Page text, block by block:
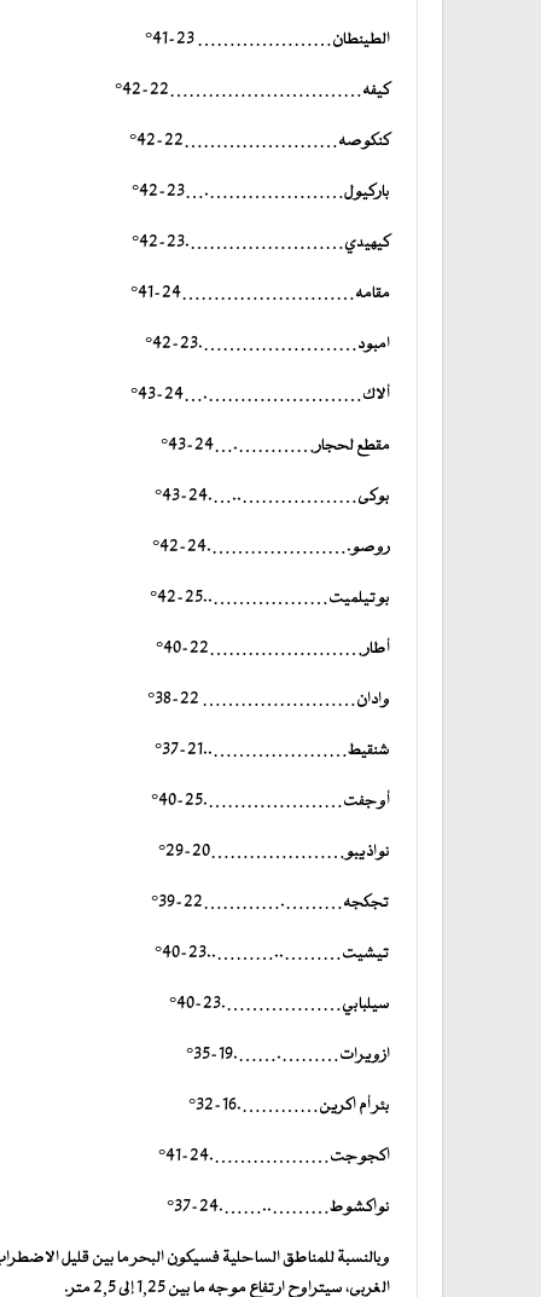
الطينطان………………… 23-41°
كيفه…………………………22-42°
كنكوصه……………………22-42°
باركيول………………….…23-42°
كيهيدي…………………….23-42°
مقامه………………………24-41°
امبود…………………….23-42°
ألاك…………………….…24-43°
مقطع لحجار………….…24-43°
بوكى………………..….24-43°
روصو.………………….24-42°
بوتيلميت………………..25-42°
أطار……………………22-40°
وادان…………………… 22-38°
شنقيط…………………..21-37°
أوجفت………………….25-40°
نواذيبو…………………20-29°
تجكجه……….…………22-39°
تيشيت………..………..23-40°
سيلبابي……………….23-40°
ازويرات……….…….19-35°
بئر أم اكرين………….16-32°
اكجوجت……………….24-41°
نواكشوط………..…….24-37°
وبالنسبة للمناطق الساحلية فسيكون البحر ما بين قليل
الغربي، سيتراوح ارتفاع موجه ما بين 1,25 إلى 2,5 متر.